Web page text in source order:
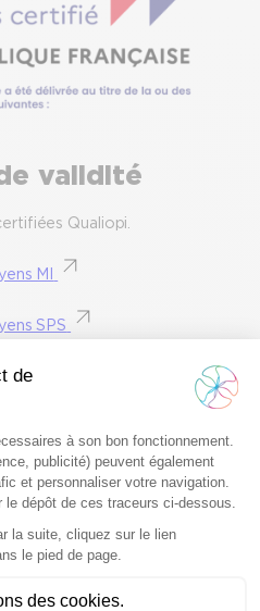
validité
Qualiopi.
MI
SPS
service, nos équipes
avec des acteurs
de la recherche